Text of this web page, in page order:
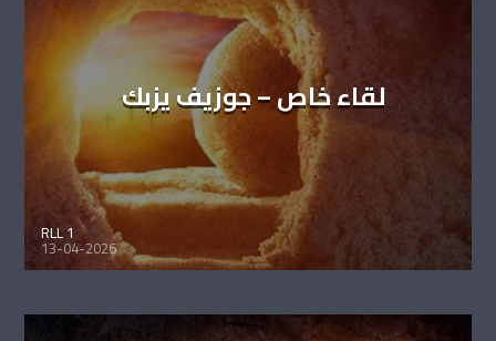
لقاء خاص – جوزيف يزبك
RLL 1
13-04-2026